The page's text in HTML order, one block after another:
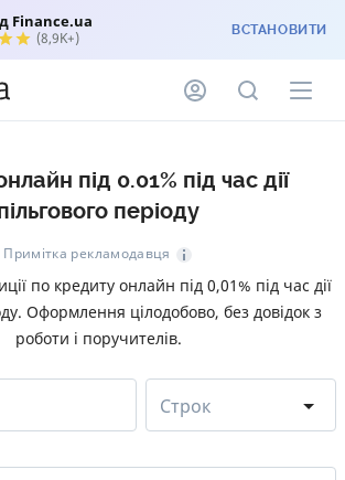
Finance.ua
(8,9K+) ВСТАНОВИТИ
під 0.01% під час дії
періоду
Примітка рекламодавця
по кредиту онлайн під 0,01% під час дії
Оформлення цілодобово, без довідок з
роботи і поручителів.
Строк